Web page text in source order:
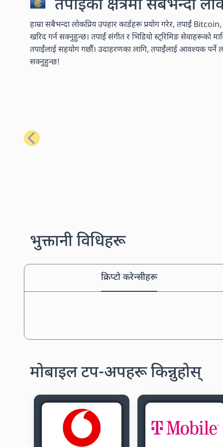
तपाईंको क्षेत्रमा सबैभन्दा
हाम्रा सबैभन्दा लोकप्रिय उपहार कार्डहरू प्रयोग गरेर, तपाईं
खरिद गर्न सक्नुहुन्छ। तपाईं संगीत र भिडियो स्ट्रिमिङ
तपाईंलाई सहयोग गर्छौं। उदाहरणका लागि, तपाईंलाई आवश्यक पर्ने
सक्नुहुन्छ!
अघिल्लो
भुक्तानी विधिहरू
क्रिप्टो करेन्सीहरू
मोबाइल टप-अपहरू किन्नुहोस्